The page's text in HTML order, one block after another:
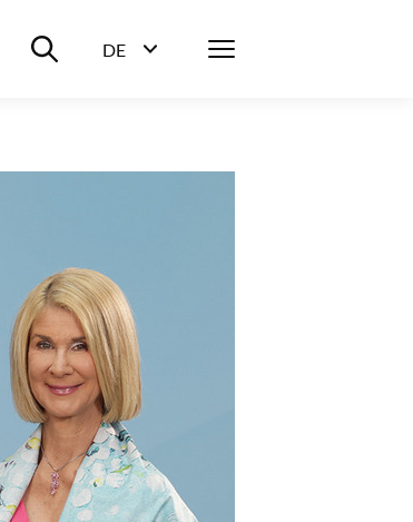
Suche ein-/ausblenden
DE
Menü